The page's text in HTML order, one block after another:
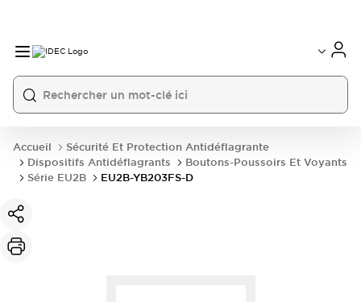
Accueil
Sécurité Et Protection Antidéflagrante
Dispositifs Antidéflagrants
Boutons-Poussoirs Et Voyants
Série EU2B
EU2B-YB203FS-D